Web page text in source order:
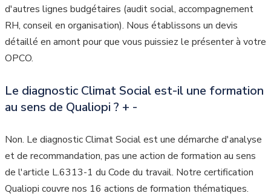
d'autres lignes budgétaires (audit social, accompagnement
RH, conseil en organisation). Nous établissons un devis
détaillé en amont pour que vous puissiez le présenter à votre
OPCO.
Le diagnostic Climat Social est-il une formation
au sens de Qualiopi ? + -
Non. Le diagnostic Climat Social est une démarche d'analyse
et de recommandation, pas une action de formation au sens
de l'article L.6313-1 du Code du travail. Notre certification
Qualiopi couvre nos 16 actions de formation thématiques.